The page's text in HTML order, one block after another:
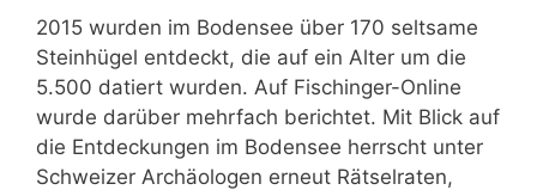
2015 wurden im Bodensee über 170 seltsame
Steinhügel entdeckt, die auf ein Alter um die
5.500 datiert wurden. Auf Fischinger-Online
wurde darüber mehrfach berichtet. Mit Blick auf
die Entdeckungen im Bodensee herrscht unter
Schweizer Archäologen erneut Rätselraten,